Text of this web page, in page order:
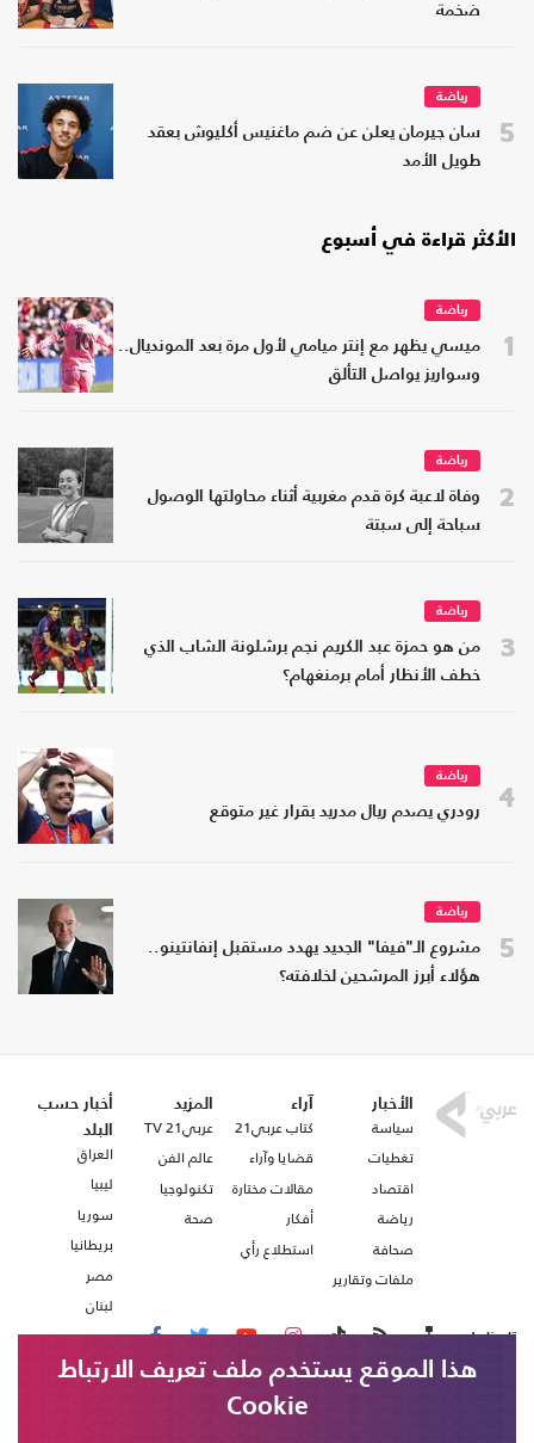
ضخمة
5
رياضة
سان جيرمان يعلن عن ضم ماغنيس أكليوش بعقد
طويل الأمد
الأكثر قراءة في أسبوع
1
رياضة
ميسي يظهر مع إنتر ميامي لأول مرة بعد المونديال..
وسواريز يواصل التألق
2
رياضة
وفاة لاعبة كرة قدم مغربية أثناء محاولتها الوصول
سباحة إلى سبتة
3
رياضة
من هو حمزة عبد الكريم نجم برشلونة الشاب الذي
خطف الأنظار أمام برمنغهام؟
4
رياضة
رودري يصدم ريال مدريد بقرار غير متوقع
5
رياضة
مشروع الـ"فيفا" الجديد يهدد مستقبل إنفانتينو..
هؤلاء أبرز المرشحين لخلافته؟
الأخبار
سياسة
تغطيات
اقتصاد
رياضة
صحافة
ملفات وتقارير
آراء
كتاب عربي21
قضايا وآراء
مقالات مختارة
أفكار
استطلاع رأي
المزيد
عربي21 TV
عالم الفن
تكنولوجيا
صحة
أخبار حسب
البلد
العراق
ليبيا
سوريا
بريطانيا
مصر
لبنان
تابعنا على
هذا الموقع يستخدم ملف تعريف الارتباط
Cookie